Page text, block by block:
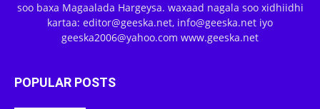
soo baxa Magaalada Hargeysa. waxaad nagala soo xidhiidhi
kartaa: editor@geeska.net, info@geeska.net iyo
geeska2006@yahoo.com www.geeska.net
POPULAR POSTS